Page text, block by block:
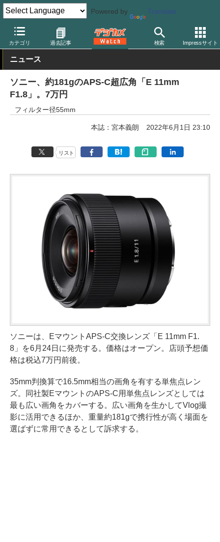
Powered by Translate
カテゴリ 過去記事 検索 Impressサイト
デジカメ Watch レンズ 交換レンズ ソニー
ニュース
ソニー、約181gのAPS-C超広角「E 11mm
F1.8」。7万円
フィルター径55mm
本誌：宮本義朗 2022年6月1日 23:10
リスト
ソニーは、EマウントAPS-C交換レンズ「E 11mm F1.
8」を6月24日に発売する。価格はオープン。店頭予想価
格は税込7万円前後。
35mm判換算で16.5mm相当の画角を有する単焦点レン
ズ。同社製EマウントのAPS-C用単焦点レンズとしては
最も広い画角をカバーする。広い画角を生かしてVlog撮
影に活用できるほか、重量約181gで携行性が高く場面を
選ばずに常用できるとして訴求する。